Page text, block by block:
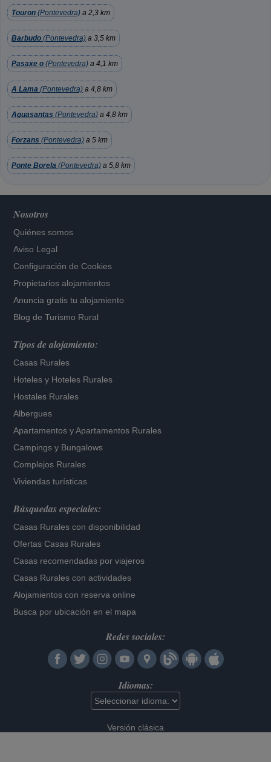
Touron (Pontevedra) a 2,3 km
Barbudo (Pontevedra) a 3,5 km
Pasaxe o (Pontevedra) a 4,1 km
A Lama (Pontevedra) a 4,8 km
Aguasantas (Pontevedra) a 4,8 km
Forzans (Pontevedra) a 5 km
Ponte Borela (Pontevedra) a 5,8 km
Nosotros
Quiénes somos
Aviso Legal
Configuración de Cookies
Propietarios alojamientos
Anuncia gratis tu alojamiento
Blog de Turismo Rural
Tipos de alojamiento:
Casas Rurales
Hoteles y Hoteles Rurales
Hostales Rurales
Albergues
Apartamentos yApartamentos Rurales
Campings y Bungalows
Complejos Rurales
Viviendas turísticas
Búsquedas especiales:
Casas Rurales con disponibilidad
Ofertas Casas Rurales
Casas recomendadas por viajeros
Casas Rurales con actividades
Alojamientos con reserva online
Busca por ubicación en el mapa
Redes sociales:
Idiomas:
Versión clásica